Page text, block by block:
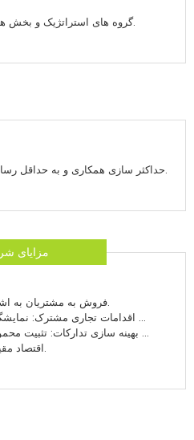
گروه های استراتژیک و بخش های شرکت های شریک ما.
حداکثر سازی همکاری و به حداقل رساندن هزینه های بین المللی شدن.
مزایای
فروش به مشتریان به اشتراک گذاشته شده.
اقدامات تجاری مشترک: نمایشگاه ها، سفرها، نمایشگاه ها ...
بهینه سازی تدارکات: تثبیت محموله ها، مذاکرات حمل و نقل ...
اقتصاد مقیاس.